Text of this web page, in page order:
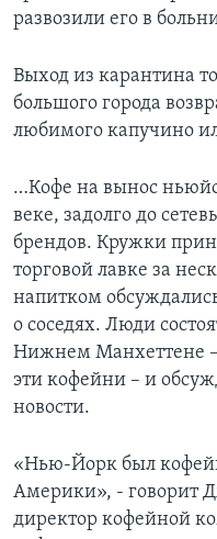
развозили его в
Выход из карантина
большого города
любимого капучино
…Кофе на вынос
веке, задолго до
брендов. Кружки
торговой лавке за
напитком
о соседях. Люди
Нижнем Манхеттене
эти кофейни – и
новости.
«Нью-Йорк был
Америки», - говорит
директор кофейной